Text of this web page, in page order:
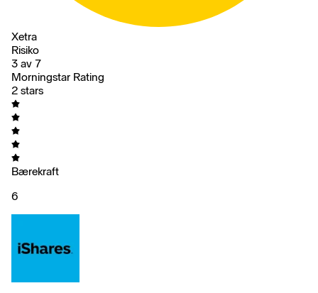
Xetra
Risiko
3 av 7
Morningstar Rating
2 stars
Bærekraft
6